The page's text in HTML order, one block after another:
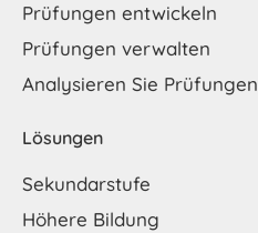
Prüfungen entwickeln
Prüfungen verwalten
Analysieren Sie Prüfungen
Lösungen
Sekundarstufe
Höhere Bildung